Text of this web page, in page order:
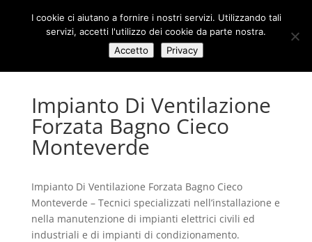
Impianto Di Ventilazione
Forzata Bagno Cieco
Monteverde
Impianto Di Ventilazione Forzata Bagno Cieco
Monteverde – Tecnici specializzati nell’installazione e
nella manutenzione di impianti elettrici civili ed
industriali e di impianti di condizionamento.
I cookie ci aiutano a fornire i nostri servizi. Utilizzando tali
servizi, accetti l'utilizzo dei cookie da parte nostra.
Accetto
Privacy